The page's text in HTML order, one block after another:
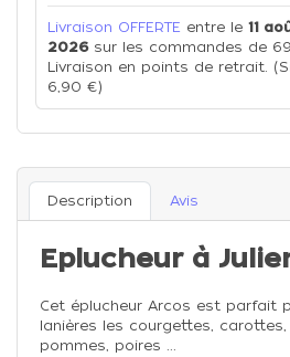
Livraison OFFERTE entre le 11
2026sur les commandes de
Livraison en points de retrait.
6,90 €)
Description Avis
Eplucheur à
Cet éplucheur Arcos est parfait
lanières les courgettes,
pommes, poires ...